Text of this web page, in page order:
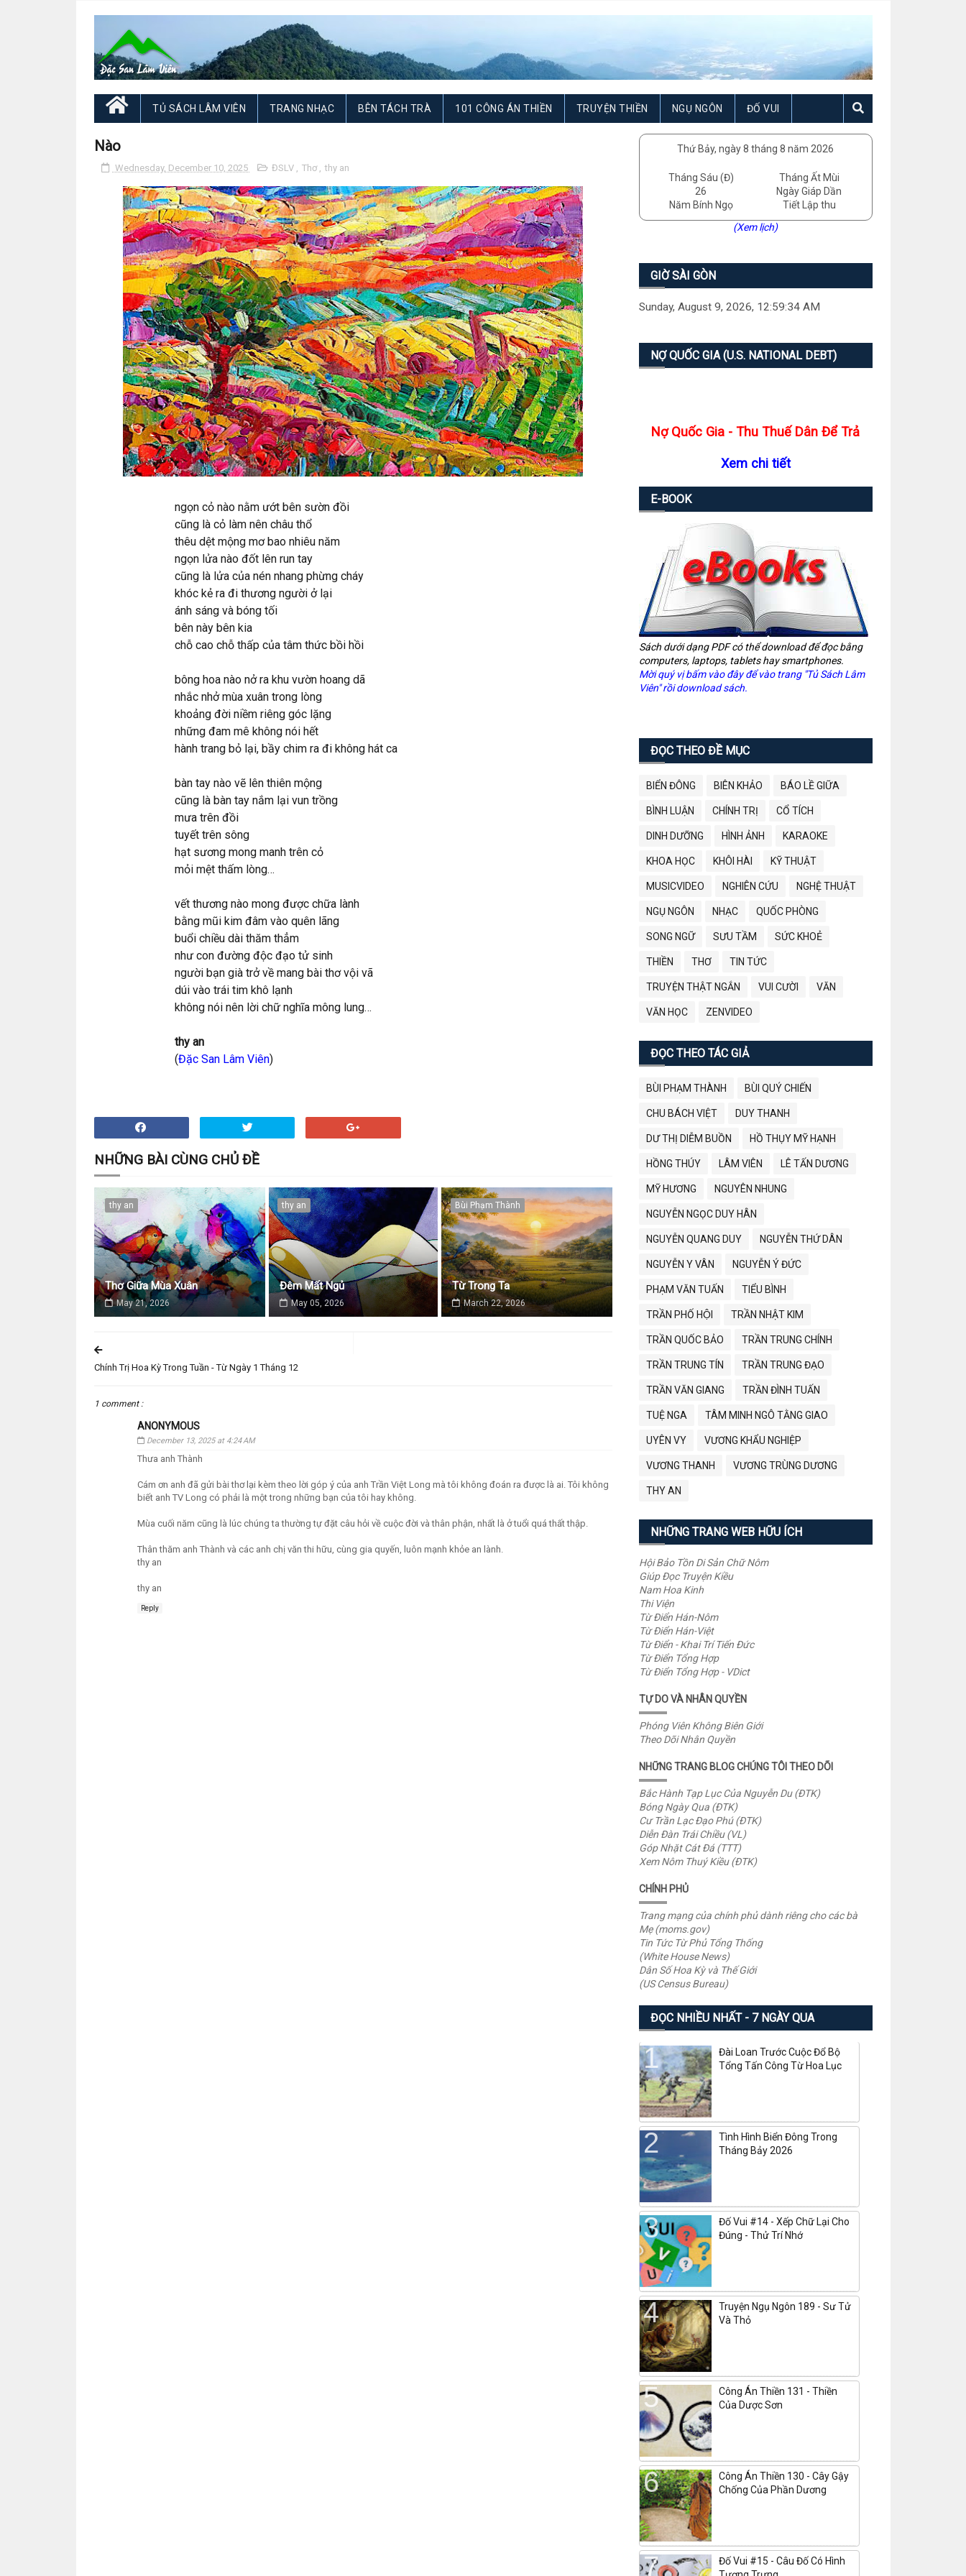
TỦ SÁCH LÂM VIÊN TRANG NHẠC BÊN TÁCH TRÀ 101 CÔNG ÁN THIỀN TRUYỆN THIỀN NGỤ NGÔN ĐỐ VUI
Nào
Wednesday, December 10, 2025 ĐSLV , Thơ , thy an
ngọn cỏ nào nằm ướt bên sườn đồi
cũng là cỏ làm nên châu thổ
thêu dệt mộng mơ bao nhiêu năm
ngọn lửa nào đốt lên run tay
cũng là lửa của nén nhang phừng cháy
khóc kẻ ra đi thương người ở lại
ánh sáng và bóng tối
bên này bên kia
chỗ cao chỗ thấp của tâm thức bồi hồi
bông hoa nào nở ra khu vườn hoang dã
nhắc nhở mùa xuân trong lòng
khoảng đời niềm riêng góc lặng
những đam mê không nói hết
hành trang bỏ lại, bầy chim ra đi không hát ca
bàn tay nào vẽ lên thiên mộng
cũng là bàn tay nắm lại vun trồng
mưa trên đồi
tuyết trên sông
hạt sương mong manh trên cỏ
mỏi mệt thấm lòng…
vết thương nào mong được chữa lành
bằng mũi kim đâm vào quên lãng
buổi chiều dài thăm thẳm
như con đường độc đạo tử sinh
người bạn già trở về mang bài thơ vội vã
dúi vào trái tim khô lạnh
không nói nên lời chữ nghĩa mông lung…
thy an
(Đặc San Lâm Viên)
NHỮNG BÀI CÙNG CHỦ ĐỀ
thy an
Thơ Giữa Mùa Xuân
May 21, 2026
thy an
Đêm Mất Ngủ
May 05, 2026
Bùi Phạm Thành
Từ Trong Ta
March 22, 2026
Chính Trị Hoa Kỳ Trong Tuần - Từ Ngày 1 Tháng 12
1 comment :
ANONYMOUS
December 13, 2025 at 4:24 AM
Thưa anh Thành
Cám ơn anh đã gửi bài thơ lại kèm theo lời góp ý của anh Trần Việt Long mà tôi không đoán ra được là ai. Tôi không
biết anh TV Long có phải là một trong những bạn của tôi hay không.
Mùa cuối năm cũng là lúc chúng ta thường tự đặt câu hỏi về cuộc đời và thân phận, nhất là ở tuổi quá thất thập.
Thân thăm anh Thành và các anh chị văn thi hữu, cùng gia quyến, luôn mạnh khỏe an lành.
thy an
thy an
Reply
Thứ Bảy, ngày 8 tháng 8 năm 2026
Tháng Sáu (Đ)
26
Năm Bính Ngọ
Tháng Ất Mùi
Ngày Giáp Dần
Tiết Lập thu
(Xem lịch)
GIỜ SÀI GÒN
Sunday, August 9, 2026, 12:59:35 AM
NỢ QUỐC GIA (U.S. NATIONAL DEBT)
Nợ Quốc Gia - Thu Thuế Dân Để Trả
Xem chi tiết
E-BOOK
Sách dưới dạng PDF có thể download để đọc bằng
computers, laptops, tablets hay smartphones.
Mời quý vị bấm vào đây để vào trang "Tủ Sách Lâm
Viên" rồi download sách.
ĐỌC THEO ĐỀ MỤC
BIỂN ĐÔNG BIÊN KHẢO BÁO LỀ GIỮA
BÌNH LUẬN CHÍNH TRỊ CỔ TÍCH
DINH DƯỠNG HÌNH ẢNH KARAOKE
KHOA HỌC KHÔI HÀI KỸ THUẬT
MUSICVIDEO NGHIÊN CỨU NGHỆ THUẬT
NGỤ NGÔN NHẠC QUỐC PHÒNG
SONG NGỮ SƯU TẦM SỨC KHOẺ
THIỀN THƠ TIN TỨC
TRUYỆN THẬT NGẮN VUI CƯỜI VĂN
VĂN HỌC ZENVIDEO
ĐỌC THEO TÁC GIẢ
BÙI PHẠM THÀNH BÙI QUÝ CHIẾN
CHU BÁCH VIỆT DUY THANH
DƯ THỊ DIỄM BUỒN HỒ THỤY MỸ HẠNH
HỒNG THÚY LÂM VIÊN LÊ TẤN DƯƠNG
MỸ HƯƠNG NGUYÊN NHUNG
NGUYỄN NGỌC DUY HÂN
NGUYỄN QUANG DUY NGUYỄN THỨ DÂN
NGUYỄN Y VÂN NGUYỄN Ý ĐỨC
PHẠM VĂN TUẤN TIỂU BÌNH
TRẦN PHỐ HỘI TRẦN NHẬT KIM
TRẦN QUỐC BẢO TRẦN TRUNG CHÍNH
TRẦN TRUNG TÍN TRẦN TRUNG ĐẠO
TRẦN VĂN GIANG TRẦN ĐÌNH TUẤN
TUỆ NGA TÂM MINH NGÔ TẰNG GIAO
UYÊN VY VƯƠNG KHẨU NGHIỆP
VƯƠNG THANH VƯƠNG TRÙNG DƯƠNG
THY AN
NHỮNG TRANG WEB HỮU ÍCH
Hội Bảo Tồn Di Sản Chữ Nôm
Giúp Đọc Truyện Kiều
Nam Hoa Kinh
Thi Viện
Từ Điển Hán-Nôm
Từ Điển Hán-Việt
Từ Điển - Khai Trí Tiến Đức
Từ Điển Tổng Hợp
Từ Điển Tổng Hợp - VDict
TỰ DO VÀ NHÂN QUYỀN
Phóng Viên Không Biên Giới
Theo Dõi Nhân Quyền
NHỮNG TRANG BLOG CHÚNG TÔI THEO DÕI
Bắc Hành Tạp Lục Của Nguyễn Du (ĐTK)
Bóng Ngày Qua (ĐTK)
Cư Trần Lạc Đạo Phú (ĐTK)
Diễn Đàn Trái Chiều (VL)
Góp Nhặt Cát Đá (TTT)
Xem Nôm Thuý Kiều (ĐTK)
CHÍNH PHỦ
Trang mạng của chính phủ dành riêng cho các bà
Mẹ (moms.gov)
Tin Tức Từ Phủ Tổng Thống
(White House News)
Dân Số Hoa Kỳ và Thế Giới
(US Census Bureau)
ĐỌC NHIỀU NHẤT - 7 NGÀY QUA
Đài Loan Trước Cuộc Đổ Bộ
Tổng Tấn Công Từ Hoa Lục
Tình Hình Biển Đông Trong
Tháng Bảy 2026
Đố Vui #14 - Xếp Chữ Lại Cho
Đúng - Thử Trí Nhớ
Truyện Ngụ Ngôn 189 - Sư Tử
Và Thỏ
Công Án Thiền 131 - Thiền
Của Dược Sơn
Công Án Thiền 130 - Cây Gậy
Chống Của Phần Dương
Đố Vui #15 - Câu Đố Có Hình